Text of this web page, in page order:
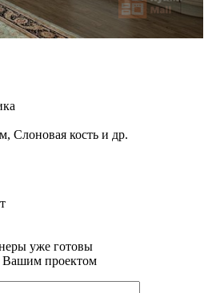
Слоновая кость и др.
уже готовы
Вашим проектом